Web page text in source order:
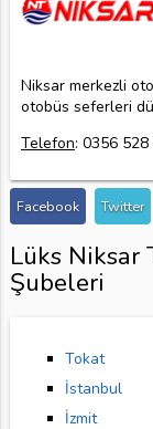
Niksar merkezli
otobüs seferleri
Telefon: 0356
Facebook Twitter
Lüks Niksar
Şubeleri
Tokat
İstanbul
İzmit